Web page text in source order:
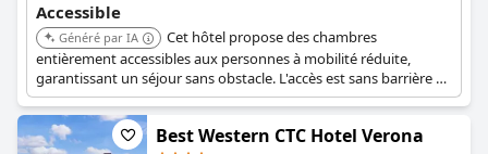
Accessible
Généré par IA
Cet hôtel propose des chambres
entièrement accessibles aux personnes à mobilité réduite,
garantissant un séjour sans obstacle. L'accès est sans barrière à
l'ensemble de l'hôtel et à tous ses services. L'hôtel offre une
accessibilité accrue et est accessible par ascenseur.
Best Western CTC Hotel Verona